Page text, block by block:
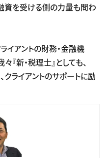
資を受ける側の力量も問わ
イアントの財務・金融機
新・税理士』としても、
ライアントのサポートに励